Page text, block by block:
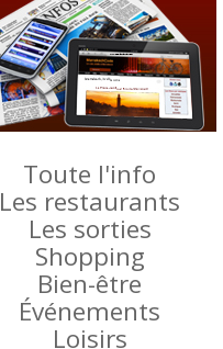
Toute l'info
Les restaurants
Les sorties
Shopping
Bien-être
Événements
Loisirs